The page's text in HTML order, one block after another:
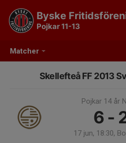
Matcher
Byske
Pojkar 11-13
Skellefteå FF 2013
Pojkar 14 år
6 -
17 jun, 18:30,